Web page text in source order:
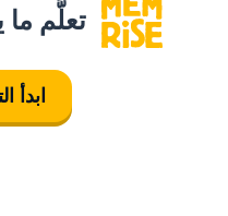
تعلَّم ما
ابدأ